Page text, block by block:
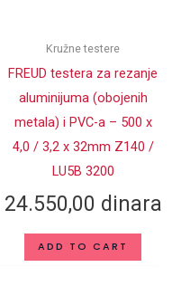
– Titanijum Kobalt
Kružne testere
FREUD testera za rezanje
aluminijuma (obojenih
metala) i PVC-a – 500 x
4,0 / 3,2 x 32mm Z140 /
LU5B 3200
24.550,00 dinara
ADD TO CART